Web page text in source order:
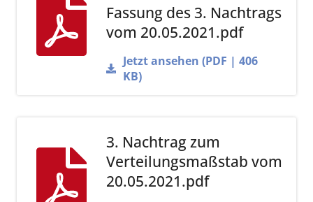
Fassung des 3. Nachtrags
vom 20.05.2021.pdf
Jetzt ansehen (PDF | 406
KB)
3. Nachtrag zum
Verteilungsmaßstab vom
20.05.2021.pdf